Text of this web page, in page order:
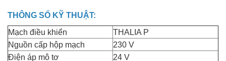
THÔNG SỐ KỸ THUẬT:
Mạch điều khiển
THALIA P
Nguồn cấp hộp mạch
230 V
Điện áp mô tơ
24 V